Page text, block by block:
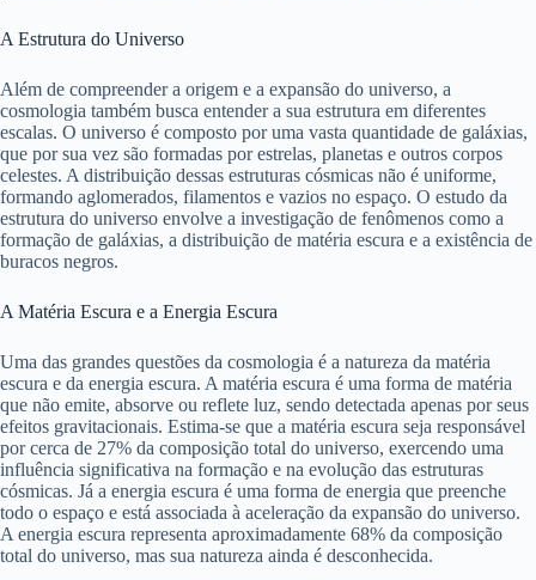
A Estrutura do Universo
Além de compreender a origem e a expansão do universo, a
cosmologia também busca entender a sua estrutura em diferentes
escalas. O universo é composto por uma vasta quantidade de galáxias,
que por sua vez são formadas por estrelas, planetas e outros corpos
celestes. A distribuição dessas estruturas cósmicas não é uniforme,
formando aglomerados, filamentos e vazios no espaço. O estudo da
estrutura do universo envolve a investigação de fenômenos como a
formação de galáxias, a distribuição de matéria escura e a existência de
buracos negros.
A Matéria Escura e a Energia Escura
Uma das grandes questões da cosmologia é a natureza da matéria
escura e da energia escura. A matéria escura é uma forma de matéria
que não emite, absorve ou reflete luz, sendo detectada apenas por seus
efeitos gravitacionais. Estima-se que a matéria escura seja responsável
por cerca de 27% da composição total do universo, exercendo uma
influência significativa na formação e na evolução das estruturas
cósmicas. Já a energia escura é uma forma de energia que preenche
todo o espaço e está associada à aceleração da expansão do universo.
A energia escura representa aproximadamente 68% da composição
total do universo, mas sua natureza ainda é desconhecida.